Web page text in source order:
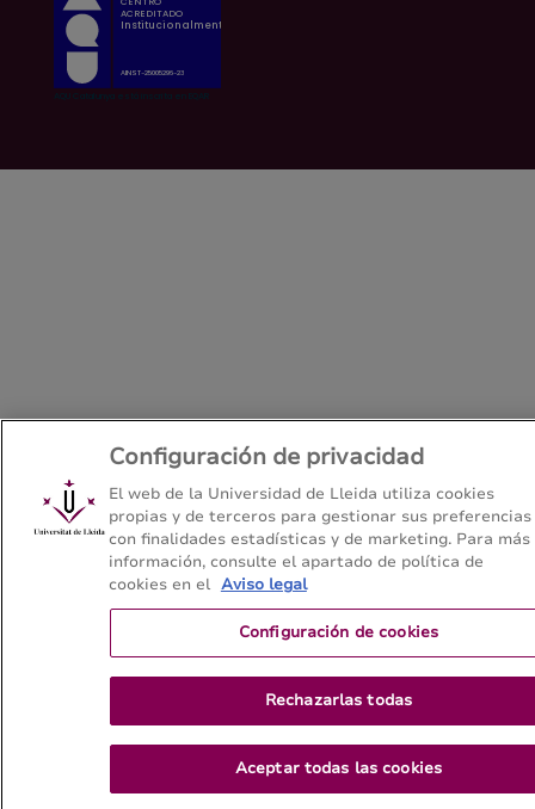
Configuración de privacidad
El web de la Universidad de Lleida utiliza cookies
propias y de terceros para gestionar sus preferencias
con finalidades estadísticas y de marketing. Para más
información, consulte el apartado de política de
cookies en el Aviso legal
Configuración de cookies
Rechazarlas todas
Aceptar todas las cookies